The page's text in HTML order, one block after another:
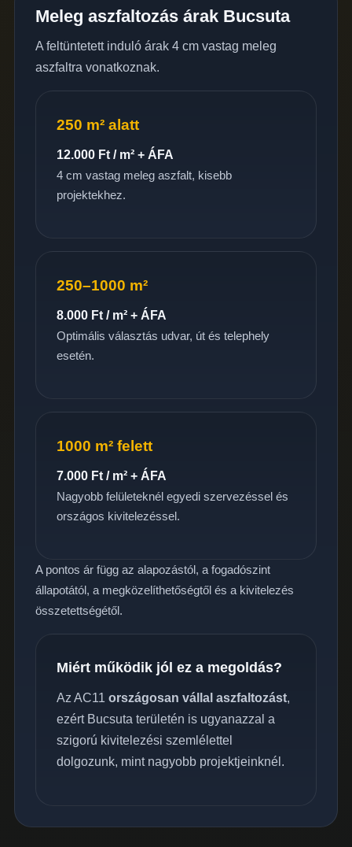
Meleg aszfaltozás árak Bucsuta
A feltüntetett induló árak 4 cm vastag meleg
aszfaltra vonatkoznak.
250 m² alatt
12.000 Ft / m² + ÁFA
4 cm vastag meleg aszfalt, kisebb
projektekhez.
250–1000 m²
8.000 Ft / m² + ÁFA
Optimális választás udvar, út és telephely
esetén.
1000 m² felett
7.000 Ft / m² + ÁFA
Nagyobb felületeknél egyedi szervezéssel és
országos kivitelezéssel.
A pontos ár függ az alapozástól, a fogadószint
állapotától, a megközelíthetőségtől és a kivitelezés
összetettségétől.
Miért működik jól ez a megoldás?
Az AC11 országosan vállal aszfaltozást,
ezért Bucsuta területén is ugyanazzal a
szigorú kivitelezési szemlélettel
dolgozunk, mint nagyobb projektjeinknél.